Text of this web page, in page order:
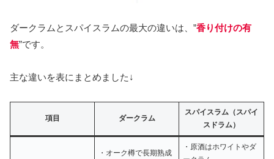
ダークラムとスパイスラムの最大の違いは、”香り付けの有
無”です。
主な違いを表にまとめました↓
項目 ダークラム
スパイスラム（スパイ
スドラム）
・オーク樽で長期熟成
・原酒はホワイトやダ